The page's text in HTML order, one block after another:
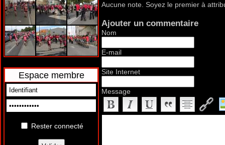
Espace membre
Rester connecté
Aucune note. Soyez le premier à
Ajouter un commentaire
Nom
E-mail
Site Internet
Message